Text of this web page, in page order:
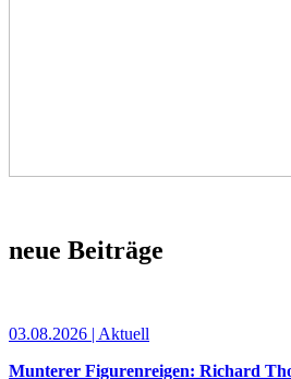
neue Beiträge
03.08.2026 | Aktuell
Munterer Figurenreigen: Richard